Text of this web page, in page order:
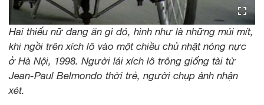
Hai thiếu nữ đang ăn gì đó, hình như là những múi mít,
khi ngồi trên xích lô vào một chiều chủ nhật nóng nực
ở Hà Nội, 1998. Người lái xích lô trông giống tài tử
Jean-Paul Belmondo thời trẻ, người chụp ảnh nhận
xét.